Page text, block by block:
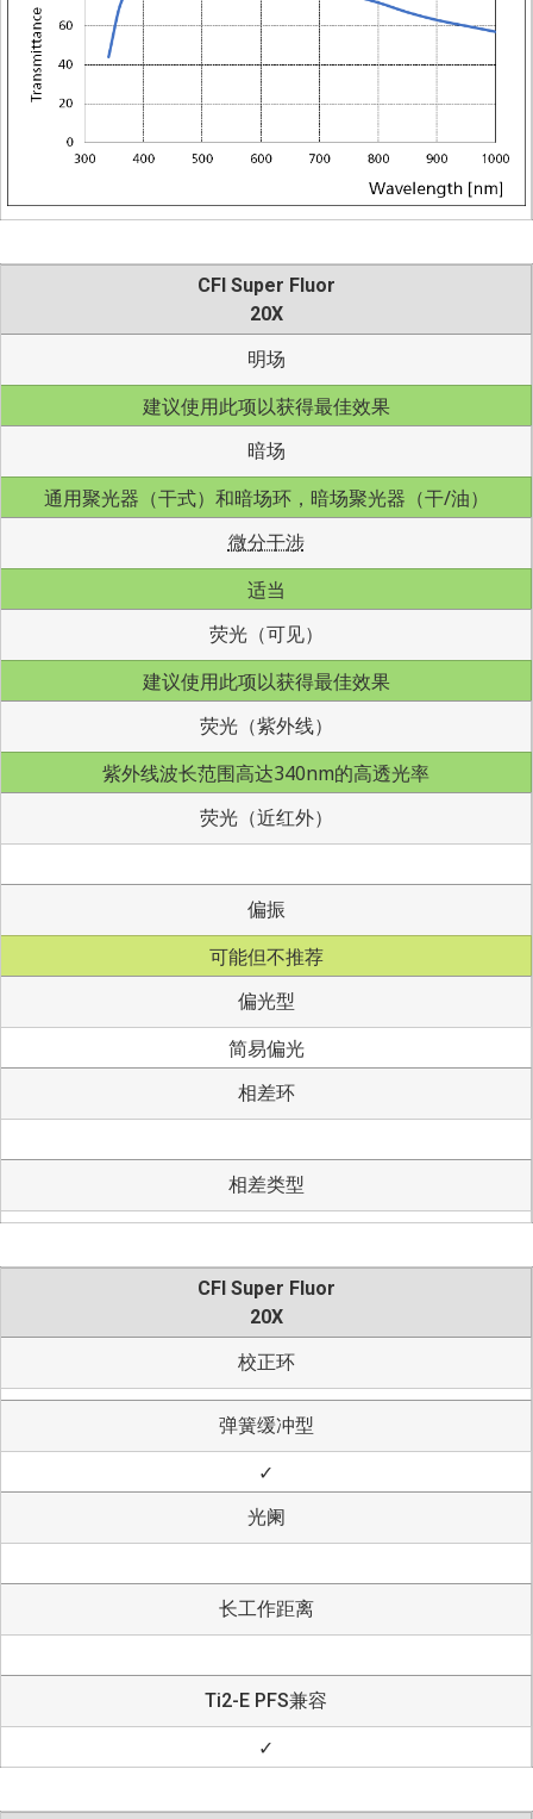
CFI Super Fluor
20X
明场
建议使用此项以获得最佳效果
暗场
通用聚光器（干式）和暗场环，暗场聚光器（干/油）
微分干涉
适当
荧光（可见）
建议使用此项以获得最佳效果
荧光（紫外线）
紫外线波长范围高达340nm的高透光率
荧光（近红外）
偏振
可能但不推荐
偏光型
简易偏光
相差环
相差类型
CFI Super Fluor
20X
校正环
弹簧缓冲型
✓
光阑
长工作距离
Ti2-E PFS兼容
✓